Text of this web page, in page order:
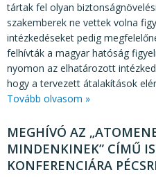
tártak fel olyan
szakemberek ne vettek volna
intézkedéseket pedig
felhívták a magyar hatóság
nyomon az elhatározott
hogy a tervezett átalakítások
Tovább olvasom »
MEGHÍVÓ AZ
MINDENKINEK” CÍMŰ
KONFERENCIÁRA